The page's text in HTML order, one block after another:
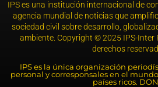
IPS es una institución internacional de
agencia mundial de noticias que
sociedad civil sobre desarrollo,
ambiente. Copyright © 2025 IPS-Inter
derechos
IPS es la única organización
personal y corresponsales en el
países ricos.